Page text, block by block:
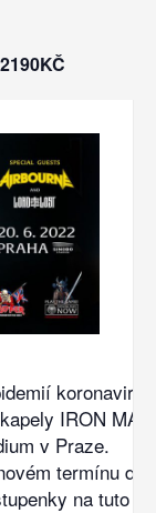
koronaviru
IRON
v Praze.
termínu
na tuto